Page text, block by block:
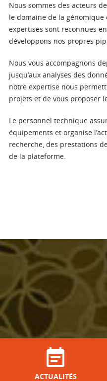
Nous sommes des acteurs
le domaine de la génomique
expertises sont reconnues en
développons nos propres
Nous vous accompagnons
jusqu’aux analyses des
notre expertise nous
projets et de vous proposer
Le personnel technique
équipements et organise
recherche, des prestations
de la plateforme.
ACTUALITÉS